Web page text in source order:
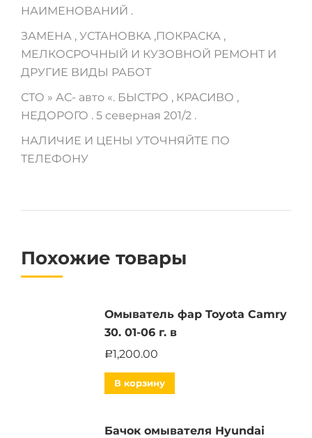
НАИМЕНОВАНИЙ .
ЗАМЕНА , УСТАНОВКА ,ПОКРАСКА ,
МЕЛКОСРОЧНЫЙ И КУЗОВНОЙ РЕМОНТ И
ДРУГИЕ ВИДЫ РАБОТ
СТО » АС- авто «. БЫСТРО , КРАСИВО ,
НЕДОРОГО . 5 северная 201/2 .
НАЛИЧИЕ И ЦЕНЫ УТОЧНЯЙТЕ ПО
ТЕЛЕФОНУ
Похожие товары
Омыватель фар Toyota Camry
30. 01-06 г. в
Р1,200.00
В корзину
Бачок омывателя Hyundai